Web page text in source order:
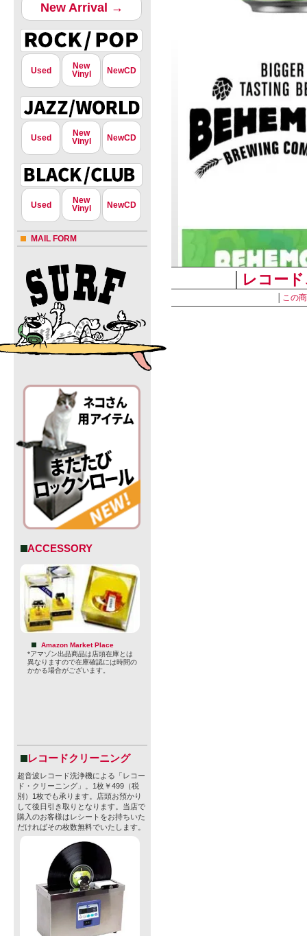
New Arrival →
Used
New
Vinyl
NewCD
Used
New
Vinyl
NewCD
Used
New
Vinyl
NewCD
MAIL FORM
ACCESSORY
Amazon Market Place
*アマゾン出品商品は店頭在庫とは
異なりますので在庫確認には時間の
かかる場合がございます。
レコードクリーニング
超音波レコード洗浄機による「レコー
ド・クリーニング」。1枚￥499（税
別）1枚でも承ります。店頭お預かり
して後日引き取りとなります。当店で
購入のお客様はレシートをお持ちいた
だければその枚数無料でいたします。
レコー
この